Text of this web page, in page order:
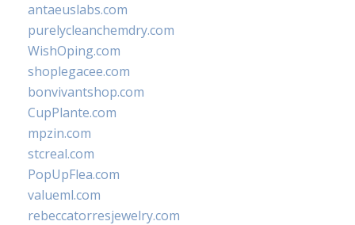
antaeuslabs.com
purelycleanchemdry.com
WishOping.com
shoplegacee.com
bonvivantshop.com
CupPlante.com
mpzin.com
stcreal.com
PopUpFlea.com
valueml.com
rebeccatorresjewelry.com